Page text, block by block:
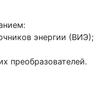
энергии (ВИЭ);
преобразователей.